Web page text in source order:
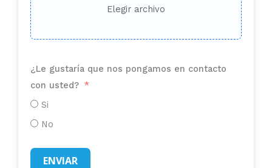
Elegir archivo
¿Le gustaría que nos pongamos en contacto
con usted?
Si
No
ENVIAR